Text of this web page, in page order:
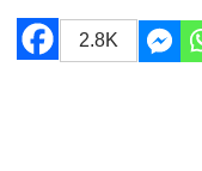
2.8K